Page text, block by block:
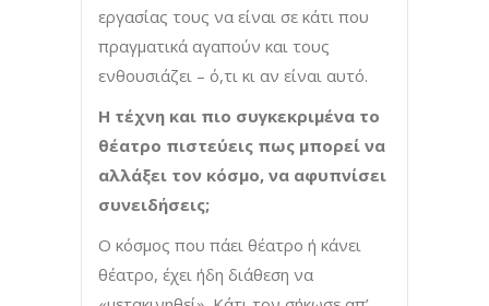
εργασίας τους να είναι σε κάτι που
πραγματικά αγαπούν και τους
ενθουσιάζει – ό,τι κι αν είναι αυτό.
Η τέχνη και πιο συγκεκριμένα το
θέατρο πιστεύεις πως μπορεί να
αλλάξει τον κόσμο, να αφυπνίσει
συνειδήσεις;
Ο κόσμος που πάει θέατρο ή κάνει
θέατρο, έχει ήδη διάθεση να